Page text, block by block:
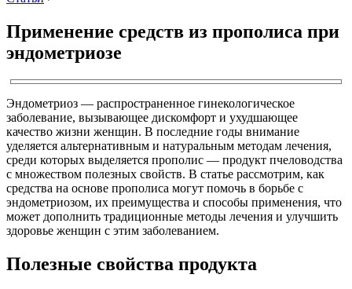
Применение средств из прополиса при
эндометриозе
Эндометриоз — распространенное гинекологическое
заболевание, вызывающее дискомфорт и ухудшающее
качество жизни женщин. В последние годы внимание
уделяется альтернативным и натуральным методам лечения,
среди которых выделяется прополис — продукт пчеловодства
с множеством полезных свойств. В статье рассмотрим, как
средства на основе прополиса могут помочь в борьбе с
эндометриозом, их преимущества и способы применения, что
может дополнить традиционные методы лечения и улучшить
здоровье женщин с этим заболеванием.
Полезные свойства продукта